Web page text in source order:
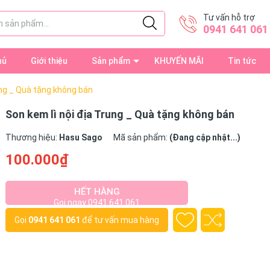
Tư vấn hỗ trợ
0941 641 061
Giới thiệu Sản phẩm KHUYẾN MÃI Tin tức
_ Quà tặng không bán
Son kem lì nội địa Trung _ Quà tặng không bán
Thương hiệu: Hasu Sago Mã sản phẩm: (Đang cập nhật...)
100.000₫
HẾT HÀNG
Gọi ngay 0941 641 061
Gọi 0941 641 061 để tư vấn mua hàng